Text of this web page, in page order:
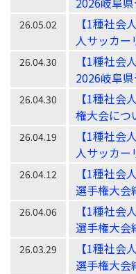
26.05.02
【1種社会
人サッカ
26.04.30
【1種社会
2026岐阜
26.04.30
【1種社会
権大会につ
26.04.19
【1種社会
人サッカ
26.04.12
【1種社会
選手権大会
26.04.06
【1種社会
選手権大会
26.03.29
【1種社会
選手権大会